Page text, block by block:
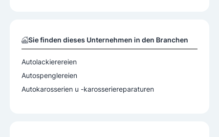
Sie finden dieses Unternehmen in den Branchen
Autolackierereien
Autospenglereien
Autokarosserien u -karosseriereparaturen